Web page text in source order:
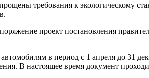
требования к экологическому
проект постановления
в период с 1 апреля до 31
В настоящее время документ